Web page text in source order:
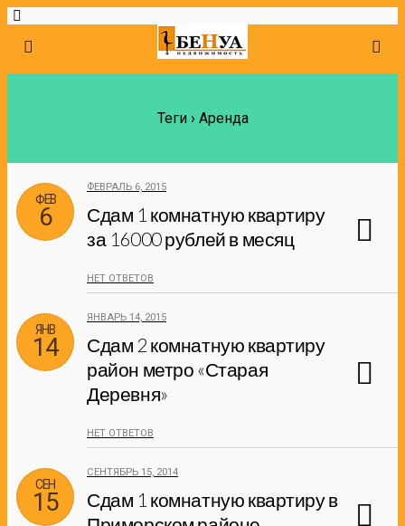
Теги › Аренда
ФЕВ
6
ФЕВРАЛЬ 6, 2015
Сдам 1 комнатную квартиру
за 16000 рублей в месяц
НЕТ ОТВЕТОВ
ЯНВ
14
ЯНВАРЬ 14, 2015
Сдам 2 комнатную квартиру
район метро «Старая
Деревня»
НЕТ ОТВЕТОВ
СЕН
15
СЕНТЯБРЬ 15, 2014
Сдам 1 комнатную квартиру в